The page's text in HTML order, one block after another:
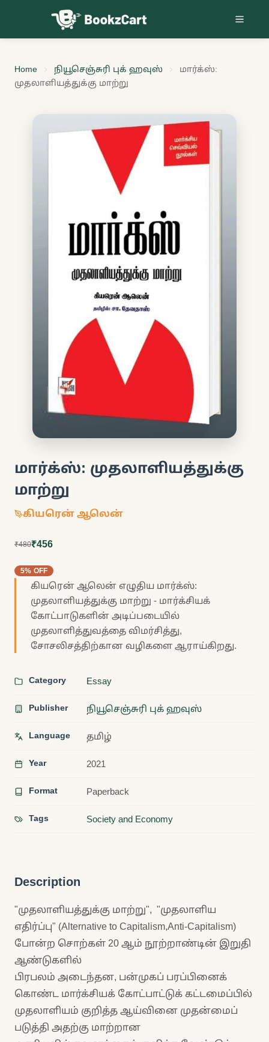
Skip to content
Home நியூசெஞ்சுரி புக் ஹவுஸ்
மார்க்ஸ்:
முதலாளியத்துக்கு மாற்று
மார்க்ஸ்: முதலாளியத்துக்கு
மாற்று
கியரென் ஆலென்
₹480₹456
5% OFF
கியரென் ஆலென் எழுதிய மார்க்ஸ்:
முதலாளியத்துக்கு மாற்று - மார்க்சியக்
கோட்பாடுகளின் அடிப்படையில்
முதலாளித்துவத்தை விமர்சித்து,
சோசலிசத்திற்கான வழிகளை ஆராய்கிறது.
Category Essay
Publisher நியூசெஞ்சுரி புக் ஹவுஸ்
Language தமிழ்
Year 2021
Format Paperback
Tags Society and Economy
Description
"முதலாளியத்துக்கு மாற்று", "முதலாளிய
எதிர்ப்பு" (Alternative to Capitalism,Anti-Capitalism)
போன்ற சொற்கள் 20 ஆம் நூற்றாண்டின் இறுதி
ஆண்டுகளில்
பிரபலம் அடைந்தன, பன்முகப் பரப்பினைக்
கொண்ட மார்க்சியக் கோட்பாட்டுக் கட்டமைப்பில்
முதலாளியம் குறித்த ஆய்வினை முதன்மைப்
படுத்தி அதற்கு மாற்றான